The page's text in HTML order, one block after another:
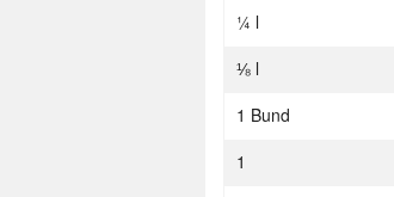
¼ l
⅛ l
1 Bund
1